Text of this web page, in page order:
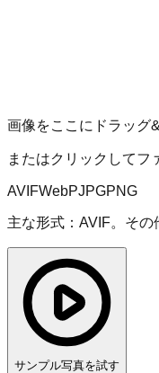
画像をここにドラッグ
またはクリックしてフ
AVIFWebPJPGPNG
主な形式：AVIF。そ
サンプル写真を試す